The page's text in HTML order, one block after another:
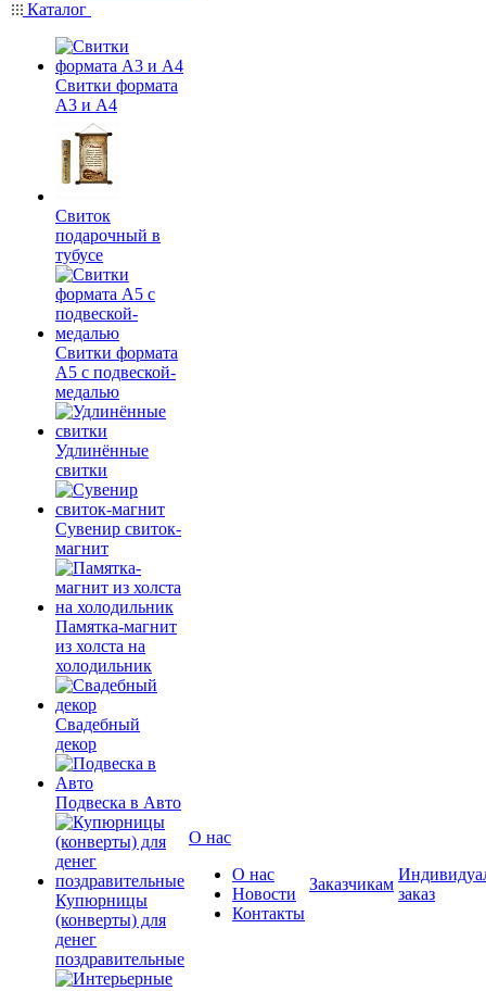
Каталог
Свитки формата
А3 и А4
Свиток
подарочный в
тубусе
Свитки формата
А5 с подвеской-
медалью
Удлинённые
свитки
Сувенир свиток-
магнит
Памятка-магнит
из холста на
холодильник
Свадебный
декор
Подвеска в Авто
Купюрницы
(конверты) для
денег
поздравительные
О нас
О нас
Новости
Контакты
Заказчикам
заказ